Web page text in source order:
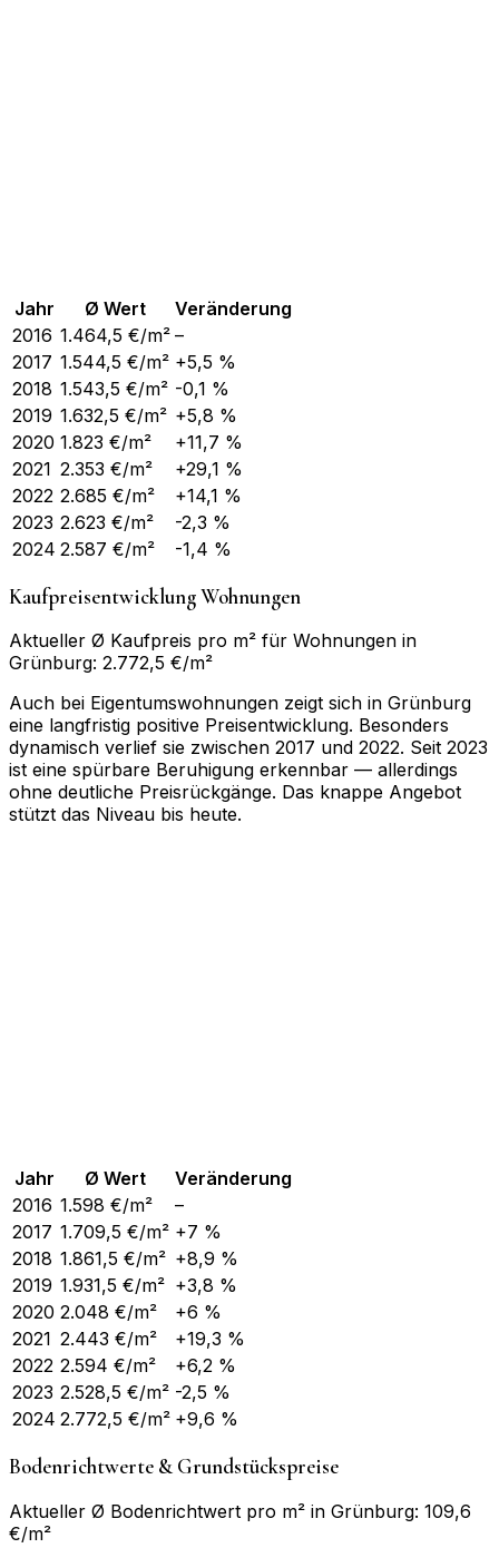
Jahr Ø Wert
Veränderung
2016 1.464,5 €/m² –
2017 1.544,5 €/m² +5,5 %
2018 1.543,5 €/m² -0,1 %
2019 1.632,5 €/m² +5,8 %
2020 1.823 €/m²
+11,7 %
2021 2.353 €/m²
+29,1 %
2022 2.685 €/m²
+14,1 %
2023 2.623 €/m²
-2,3 %
2024 2.587 €/m² -1,4 %
Kaufpreisentwicklung Wohnungen
Aktueller Ø Kaufpreis pro m² für Wohnungen in
Grünburg: 2.772,5 €/m²
Auch bei Eigentumswohnungen zeigt sich in Grünburg
eine langfristig positive Preisentwicklung. Besonders
dynamisch verlief sie zwischen 2017 und 2022. Seit 2023
ist eine spürbare Beruhigung erkennbar — allerdings
ohne deutliche Preisrückgänge. Das knappe Angebot
stützt das Niveau bis heute.
Jahr Ø Wert
Veränderung
2016 1.598 €/m²
–
2017 1.709,5 €/m² +7 %
2018 1.861,5 €/m² +8,9 %
2019 1.931,5 €/m² +3,8 %
2020 2.048 €/m²
+6 %
2021 2.443 €/m²
+19,3 %
2022 2.594 €/m²
+6,2 %
2023 2.528,5 €/m² -2,5 %
2024 2.772,5 €/m² +9,6 %
Bodenrichtwerte & Grundstückspreise
Aktueller Ø Bodenrichtwert pro m² in Grünburg: 109,6
€/m²